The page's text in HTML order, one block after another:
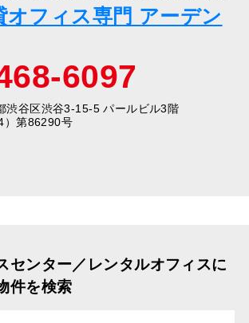
オフィス専門 アーデン
6097
渋谷区渋谷3-15-5 パールビル3階
）第86290号
センター／レンタルオフィスに
件を検索